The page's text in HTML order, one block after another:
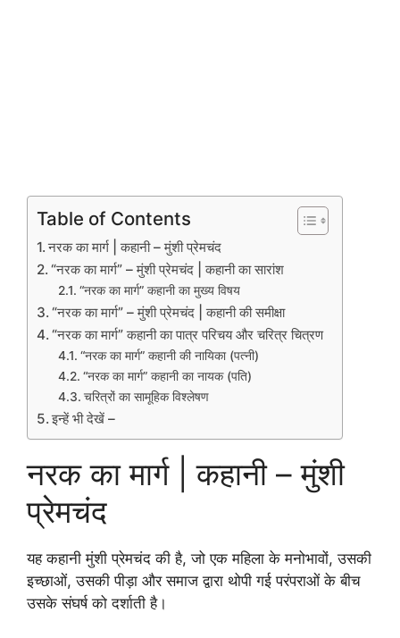
Table of Contents
नरक का मार्ग | कहानी – मुंशी प्रेमचंद
“नरक का मार्ग” – मुंशी प्रेमचंद | कहानी का सारांश
“नरक का मार्ग” कहानी का मुख्य विषय
“नरक का मार्ग” – मुंशी प्रेमचंद | कहानी की समीक्षा
“नरक का मार्ग” कहानी का पात्र परिचय और चरित्र चित्रण
“नरक का मार्ग” कहानी की नायिका (पत्नी)
“नरक का मार्ग” कहानी का नायक (पति)
चरित्रों का सामूहिक विश्लेषण
इन्हें भी देखें –
नरक का मार्ग | कहानी – मुंशी
प्रेमचंद
यह कहानी मुंशी प्रेमचंद की है, जो एक महिला के मनोभावों, उसकी
इच्छाओं, उसकी पीड़ा और समाज द्वारा थोपी गई परंपराओं के बीच
उसके संघर्ष को दर्शाती है।